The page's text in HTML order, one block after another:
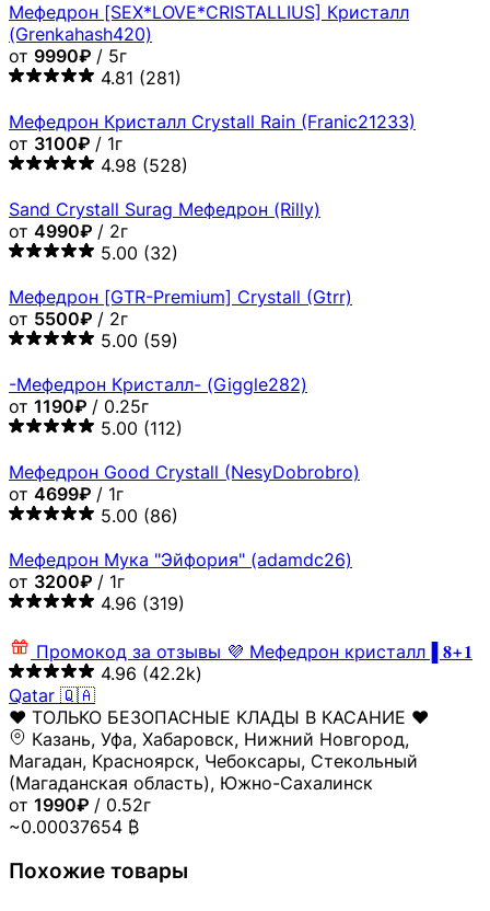
Мефедрон [SEX*LOVE*CRISTALLIUS] Кристалл
(Grenkahash420)
от 9990₽ / 5г
4.81 (281)
Мефедрон Кристалл Crystall Rain (Franic21233)
от 3100₽ / 1г
4.98 (528)
Sand Crystall Surag Мефедрон (Rilly)
от 4990₽ / 2г
5.00 (32)
Мефедрон [GTR-Premium] Crystall (Gtrr)
от 5500₽ / 2г
5.00 (59)
-Мефедрон Кристалл- (Giggle282)
от 1190₽ / 0.25г
5.00 (112)
Мефедрон Good Crystall (NesyDobrobro)
от 4699₽ / 1г
5.00 (86)
Мефедрон Мука "Эйфория" (adamdc26)
от 3200₽ / 1г
4.96 (319)
Промокод за отзывы 💜 Мефедрон кристалл▐ 𝟖+𝟏
4.96 (42.2k)
Qatar 🇶🇦
♥️ ТОЛЬКО БЕЗОПАСНЫЕ КЛАДЫ В КАСАНИЕ ♥️
Казань, Уфа, Хабаровск, Нижний Новгород,
Магадан, Красноярск, Чебоксары, Стекольный
(Магаданская область), Южно-Сахалинск
от 1990₽ / 0.52г
~0.00037654 ₿
Похожие товары